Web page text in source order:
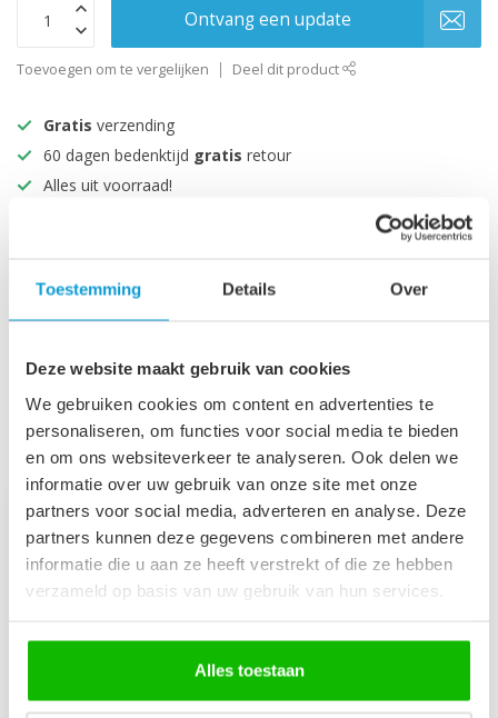
Toestemming Details Over
Deze website maakt gebruik van cookies
We gebruiken cookies om content en advertenties te
personaliseren, om functies voor social media te bieden
en om ons websiteverkeer te analyseren. Ook delen we
informatie over uw gebruik van onze site met onze
partners voor social media, adverteren en analyse. Deze
partners kunnen deze gegevens combineren met andere
informatie die u aan ze heeft verstrekt of die ze hebben
verzameld op basis van uw gebruik van hun services.
Alles toestaan
Ontvang een update
Toevoegen om te vergelijken Deel dit product
Gratis verzending
60 dagen bedenktijd gratis retour
Alles uit voorraad!
Productomschrijving
Recent bekeken